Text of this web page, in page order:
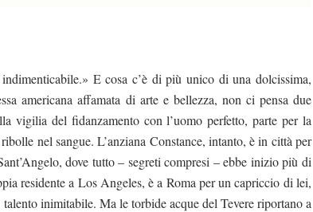
E cosa c’è di più unico di una dolcissima,
americana affamata di arte e bellezza, non ci pensa due
vigilia del fidanzamento con l’uomo perfetto, parte per la
nel sangue. L’anziana Constance, intanto, è in città per
dove tutto – segreti compresi – ebbe inizio più di
residente a Los Angeles, è a Roma per un capriccio di lei,
inimitabile. Ma le torbide acque del Tevere riportano a